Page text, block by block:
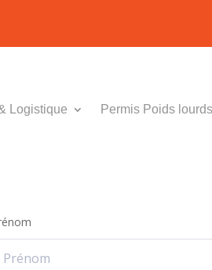
Logistique Permis Poids lourds